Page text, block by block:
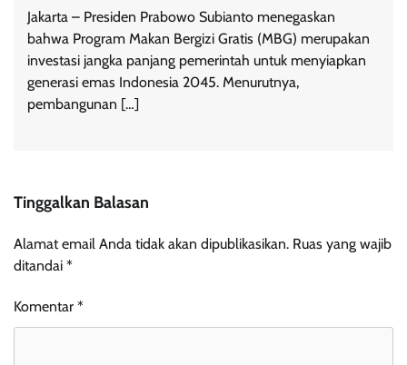
Jakarta – Presiden Prabowo Subianto menegaskan
bahwa Program Makan Bergizi Gratis (MBG) merupakan
investasi jangka panjang pemerintah untuk menyiapkan
generasi emas Indonesia 2045. Menurutnya,
pembangunan […]
Tinggalkan Balasan
Alamat email Anda tidak akan dipublikasikan. Ruas yang wajib
ditandai *
Komentar *